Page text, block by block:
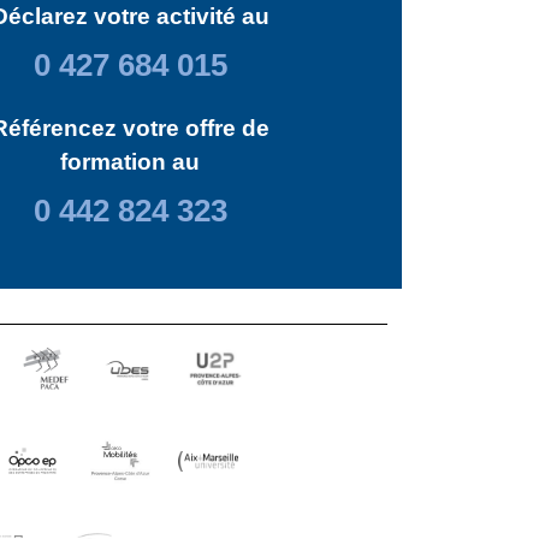
votre activité au
0 427 684 015
votre offre de
formation au
0 442 824 323